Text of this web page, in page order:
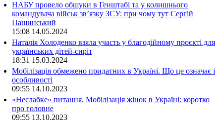
НАБУ провело обшуки в Генштабі та у колишнього
командувача військ зв’язку ЗСУ: при чому тут Сергій
Пашинський
15:08 14.05.2024
Наталія Холоденко взяла участь у благодійному проєкті для
українських дітей-сиріт
18:31 15.03.2024
Мобілізація обмежено придатних в Україні. Що це означає і
особливості
09:55 14.10.2023
«Неслабке» питання. Мобілізація жінок в Україні: коротко
про головне
09:55 13.10.2023